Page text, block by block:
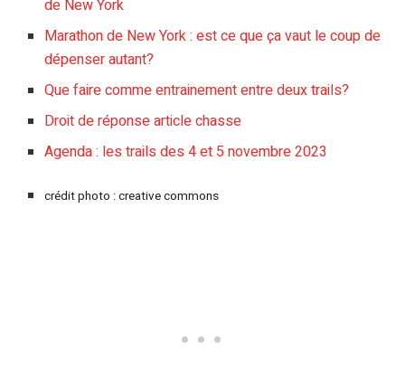
de New York
Marathon de New York : est ce que ça vaut le coup de
dépenser autant?
Que faire comme entrainement entre deux trails?
Droit de réponse article chasse
Agenda : les trails des 4 et 5 novembre 2023
crédit photo : creative commons